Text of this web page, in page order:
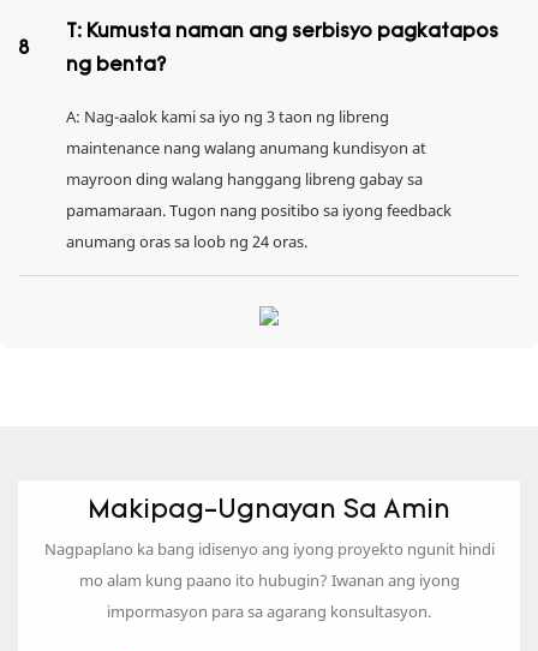
8
T: Kumusta naman ang serbisyo pagkatapos
ng benta?
A: Nag-aalok kami sa iyo ng 3 taon ng libreng
maintenance nang walang anumang kundisyon at
mayroon ding walang hanggang libreng gabay sa
pamamaraan. Tugon nang positibo sa iyong feedback
anumang oras sa loob ng 24 oras.
Makipag-Ugnayan Sa Amin
Nagpaplano ka bang idisenyo ang iyong proyekto ngunit hindi
mo alam kung paano ito hubugin? Iwanan ang iyong
impormasyon para sa agarang konsultasyon.